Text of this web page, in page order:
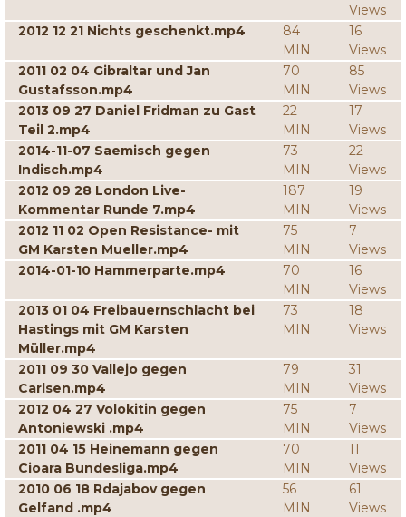
Views
2012 12 21 Nichts geschenkt.mp4
84
MIN
16
Views
2011 02 04 Gibraltar und Jan
Gustafsson.mp4
70
MIN
85
Views
2013 09 27 Daniel Fridman zu Gast
Teil 2.mp4
22
MIN
17
Views
2014-11-07 Saemisch gegen
Indisch.mp4
73
MIN
22
Views
2012 09 28 London Live-
Kommentar Runde 7.mp4
187
MIN
19
Views
2012 11 02 Open Resistance- mit
GM Karsten Mueller.mp4
75
MIN
7
Views
2014-01-10 Hammerparte.mp4
70
MIN
16
Views
2013 01 04 Freibauernschlacht bei
Hastings mit GM Karsten
Müller.mp4
73
MIN
18
Views
2011 09 30 Vallejo gegen
Carlsen.mp4
79
MIN
31
Views
2012 04 27 Volokitin gegen
Antoniewski .mp4
75
MIN
7
Views
2011 04 15 Heinemann gegen
Cioara Bundesliga.mp4
70
MIN
11
Views
2010 06 18 Rdajabov gegen
Gelfand .mp4
56
MIN
61
Views